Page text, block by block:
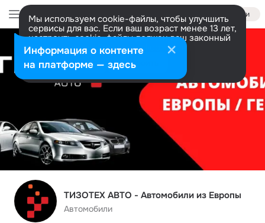
Войти
Мы используем cookie-файлы, чтобы улучшить
сервисы для вас. Если ваш возраст менее 13 лет,
настроить cookie-файлы должен ваш законный
представитель. Больше информации
Разрешить все Настроить
ТИЗОТЕХ АВТО - Автомобили из Европы
Автомобили
Информация о контенте
на платформе — здесь